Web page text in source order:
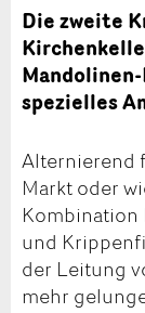
Die zweite
spezielles
Alternierend
Markt oder
Kombination
und
der Leitung
mehr